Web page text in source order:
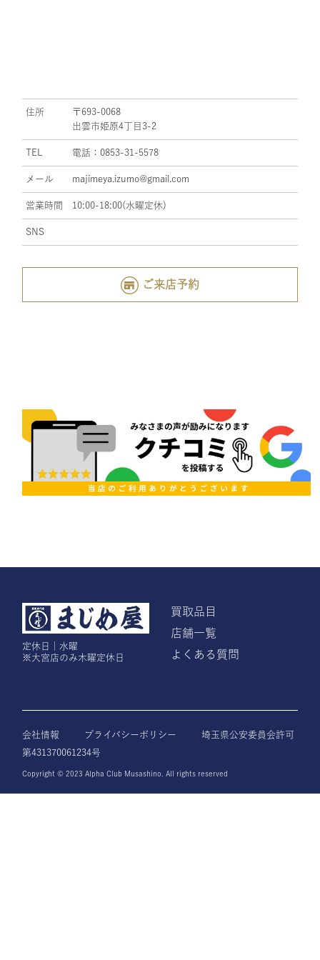
住所
〒693-0068
出雲市姫原4丁目3-2
TEL 電話：0853-31-5578
メール majimeya.izumo@gmail.com
営業時間 10:00-18:00(水曜定休)
SNS
ご来店予約
定休日｜水曜
※大宮店のみ木曜定休日
買取品目
店舗一覧
よくある質問
会社情報 プライバシーポリシー
埼玉県公安委員会許可
第431370061234号
Copyright © 2023 Alpha Club Musashino. All rights reserved